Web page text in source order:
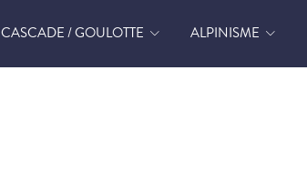
CASCADE / GOULOTTE ALPINISME